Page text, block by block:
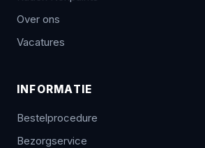
Over ons
Vacatures
INFORMATIE
Bestelprocedure
Bezorgservice